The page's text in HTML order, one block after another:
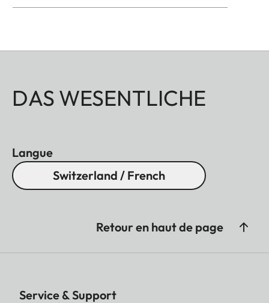
DAS WESENTLICHE
Langue
Switzerland / French
Retour en haut de page
Service & Support